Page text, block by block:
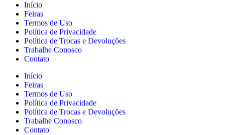
Início
Feiras
Termos de Uso
Política de Privacidade
Política de Trocas e Devoluções
Trabalhe Conosco
Contato
Início
Feiras
Termos de Uso
Política de Privacidade
Política de Trocas e Devoluções
Trabalhe Conosco
Contato